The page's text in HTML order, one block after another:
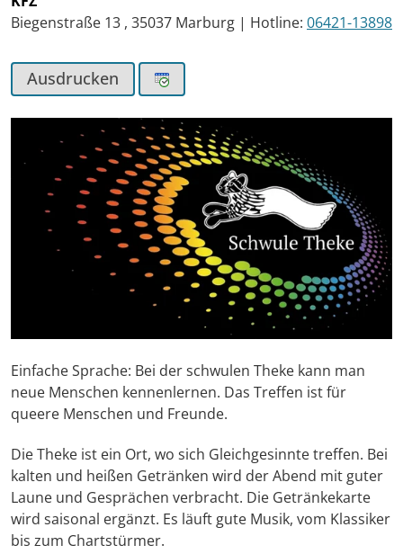
Biegenstraße 13 , 35037 Marburg | Hotline: 06421-13898
Ausdrucken
Einfache Sprache: Bei der schwulen Theke kann man
neue Menschen kennenlernen. Das Treffen ist für
queere Menschen und Freunde.
Die Theke ist ein Ort, wo sich Gleichgesinnte treffen. Bei
kalten und heißen Getränken wird der Abend mit guter
Laune und Gesprächen verbracht. Die Getränkekarte
wird saisonal ergänzt. Es läuft gute Musik, vom Klassiker
bis zum Chartstürmer.